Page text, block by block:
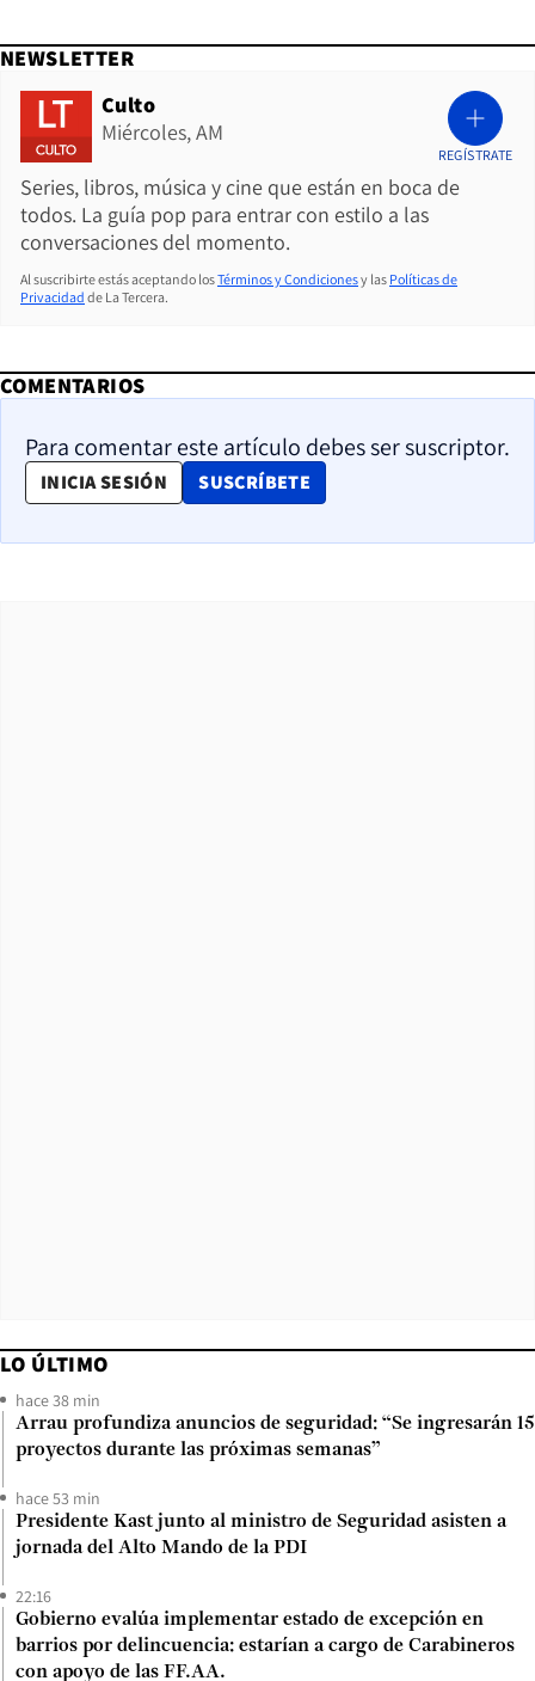
NEWSLETTER
Culto
Miércoles, AM
Series, libros, música y cine que están en boca de
todos. La guía pop para entrar con estilo a las
conversaciones del momento.
REGÍSTRATE
Al suscribirte estás aceptando losTérminos y Condicionesy las Políticas de
Privacidad de La Tercera.
COMENTARIOS
Para comentar este artículo debes ser suscriptor.
INICIA SESIÓN SUSCRÍBETE
OPENS IN NEW WINDOW
LO ÚLTIMO
hace 38 min
Arrau profundiza anuncios de seguridad: “Se ingresarán 15
proyectos durante las próximas semanas”
hace 53 min
Presidente Kast junto al ministro de Seguridad asisten a
jornada del Alto Mando de la PDI
22:16
Gobierno evalúa implementar estado de excepción en
barrios por delincuencia: estarían a cargo de Carabineros
con apoyo de las FF.AA.